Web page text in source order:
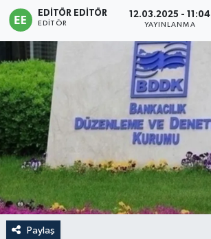
EDITÖR EDITÖR
EDITÖR
12.03.2025 - 11:04
YAYINLANMA
Paylaş
Gündem
Magazin
Sağlık
Siyaset
Spor
Türkiye